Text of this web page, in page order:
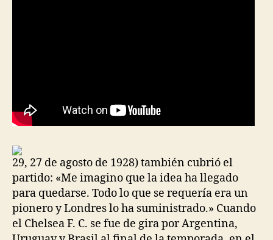
29, 27 de agosto de 1928) también cubrió el
partido: «Me imagino que la idea ha llegado
para quedarse. Todo lo que se requería era un
pionero y Londres lo ha suministrado.» Cuando
el Chelsea F. C. se fue de gira por Argentina,